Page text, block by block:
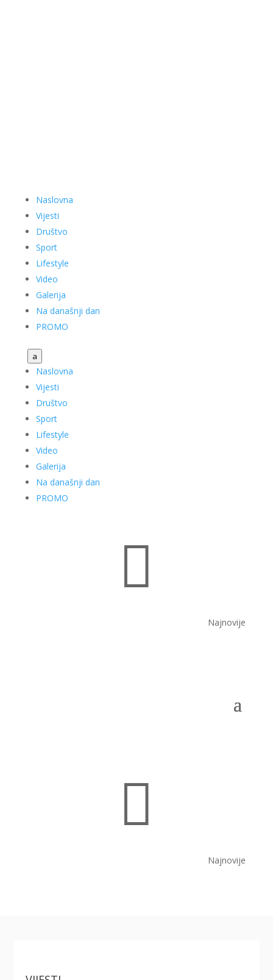
Naslovna
Vijesti
Društvo
Sport
Lifestyle
Video
Galerija
Na današnji dan
PROMO
a
Naslovna
Vijesti
Društvo
Sport
Lifestyle
Video
Galerija
Na današnji dan
PROMO

Najnovije

Najnovije